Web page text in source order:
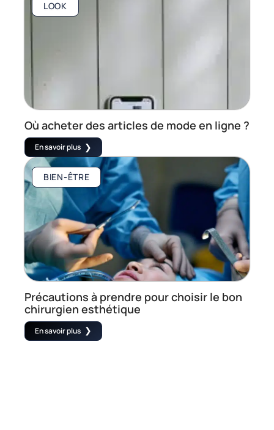
LOOK
Où acheter des articles de mode en ligne ?
En savoir plus
BIEN-ÊTRE
Précautions à prendre pour choisir le bon
chirurgien esthétique
En savoir plus